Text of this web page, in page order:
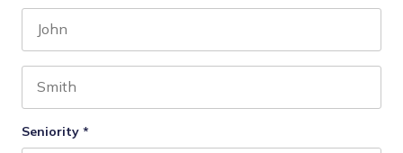
Seniority *